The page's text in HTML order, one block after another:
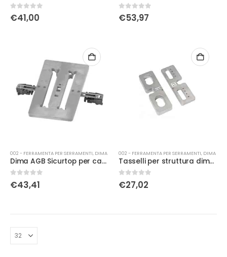
0Su 5
€41,00 0Su 5
€53,97
002 - FERRAMENTA PER SERRAMENTI, DIMA
Dima AGB Sicurtop per catenaccio e nottolino
0Su 5
€43,41
002 - FERRAMENTA PER SERRAMENTI, DIMA
Tasselli per struttura dima doppio Ø34 Aria 4 Battuta 18 Interasse 13
0Su 5
€27,02